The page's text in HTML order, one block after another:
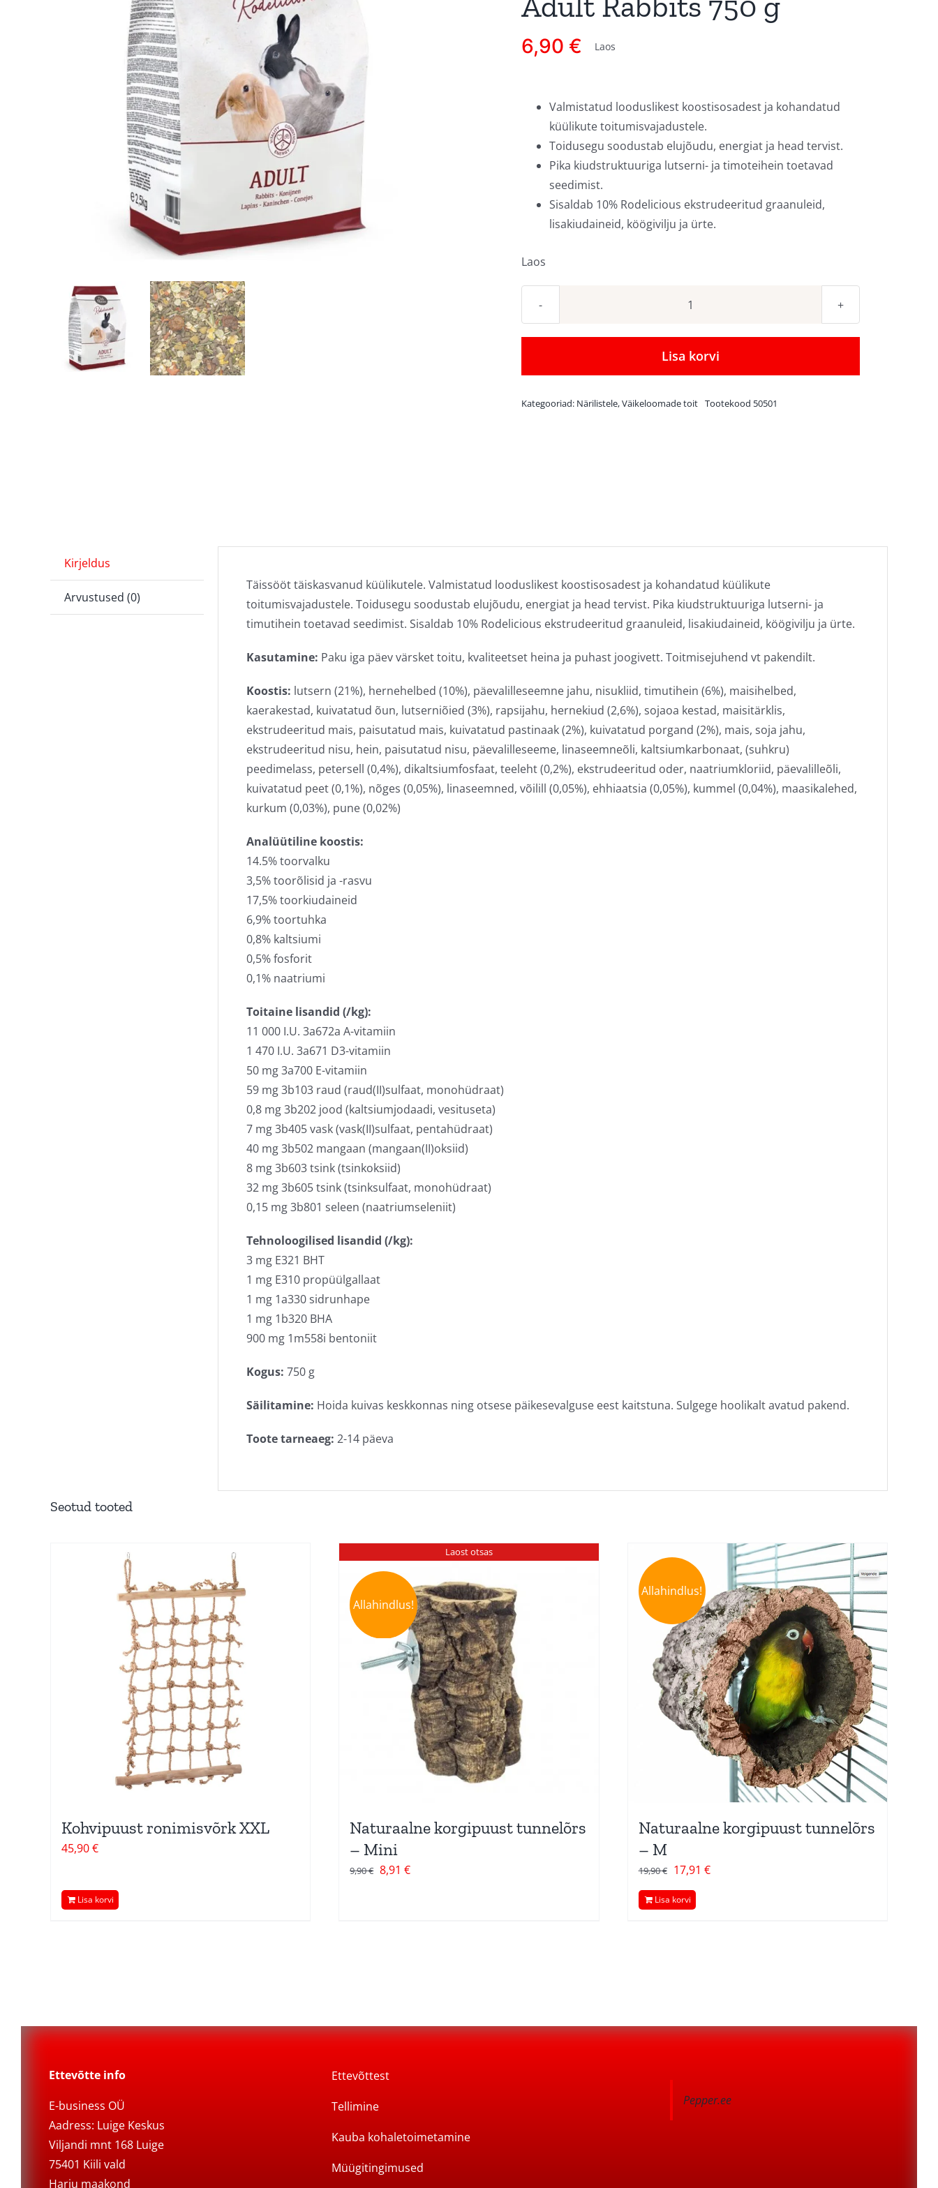
6,90 € Laos
Valmistatud looduslikest koostisosadest ja kohandatud
küülikute toitumisvajadustele.
Toidusegu soodustab elujõudu, energiat ja head tervist.
Pika kiudstruktuuriga lutserni- ja timoteihein toetavad
seedimist.
Sisaldab 10% Rodelicious ekstrudeeritud graanuleid,
lisakiudaineid, köögivilju ja ürte.
Laos
Toidusegu
Deli
Nature
Adult
Lisa korvi
Kategooriad: Närilistele,Väikeloomade toit Tootekood 50501
Kirjeldus
Arvustused (0)
Täissööt täiskasvanud küülikutele. Valmistatud looduslikest koostisosadest ja kohandatud küülikute
toitumisvajadustele. Toidusegu soodustab elujõudu, energiat ja head tervist. Pika kiudstruktuuriga lutserni- ja
timutihein toetavad seedimist. Sisaldab 10% Rodelicious ekstrudeeritud graanuleid, lisakiudaineid, köögivilju ja ürte.
Kasutamine: Paku iga päev värsket toitu, kvaliteetset heina ja puhast joogivett. Toitmisejuhend vt pakendilt.
Koostis: lutsern (21%), hernehelbed (10%), päevalilleseemne jahu, nisukliid, timutihein (6%), maisihelbed,
kaerakestad, kuivatatud õun, lutserniõied (3%), rapsijahu, hernekiud (2,6%), sojaoa kestad, maisitärklis,
ekstrudeeritud mais, paisutatud mais, kuivatatud pastinaak (2%), kuivatatud porgand (2%), mais, soja jahu,
ekstrudeeritud nisu, hein, paisutatud nisu, päevalilleseeme, linaseemneõli, kaltsiumkarbonaat, (suhkru)
peedimelass, petersell (0,4%), dikaltsiumfosfaat, teeleht (0,2%), ekstrudeeritud oder, naatriumkloriid, päevalilleõli,
kuivatatud peet (0,1%), nõges (0,05%), linaseemned, võilill (0,05%), ehhiaatsia (0,05%), kummel (0,04%), maasikalehed,
kurkum (0,03%), pune (0,02%)
Analüütiline koostis:
14.5% toorvalku
3,5% toorõlisid ja -rasvu
17,5% toorkiudaineid
6,9% toortuhka
0,8% kaltsiumi
0,5% fosforit
0,1% naatriumi
Toitaine lisandid (/kg):
11 000 I.U. 3a672a A-vitamiin
1 470 I.U. 3a671 D3-vitamiin
50 mg 3a700 E-vitamiin
59 mg 3b103 raud (raud(II)sulfaat, monohüdraat)
0,8 mg 3b202 jood (kaltsiumjodaadi, vesituseta)
7 mg 3b405 vask (vask(II)sulfaat, pentahüdraat)
40 mg 3b502 mangaan (mangaan(II)oksiid)
8 mg 3b603 tsink (tsinkoksiid)
32 mg 3b605 tsink (tsinksulfaat, monohüdraat)
0,15 mg 3b801 seleen (naatriumseleniit)
Tehnoloogilised lisandid (/kg):
3 mg E321 BHT
1 mg E310 propüülgallaat
1 mg 1a330 sidrunhape
1 mg 1b320 BHA
900 mg 1m558i bentoniit
Kogus: 750 g
Säilitamine: Hoida kuivas keskkonnas ning otsese päikesevalguse eest kaitstuna. Sulgege hoolikalt avatud pakend.
Toote tarneaeg: 2-14 päeva
Seotud tooted
Kohvipuust ronimisvõrk XXL
45,90€
Lisa korvi
Laost otsas
Allahindlus!
Naturaalne korgipuust tunnelõrs
– Mini
9,90€ Algne
8,91€Current
Allahindlus!
Naturaalne korgipuust tunnelõrs
– M
19,90€ Algne
hind
oli:
17,91 €Current
Lisa korvi
Ettevõtte info
E-business OÜ
Aadress: Luige Keskus
Viljandi mnt 168 Luige
75401 Kiili vald
Harju maakond
Ettevõttest
Tellimine
Kauba kohaletoimetamine
Müügitingimused
Pepper.ee